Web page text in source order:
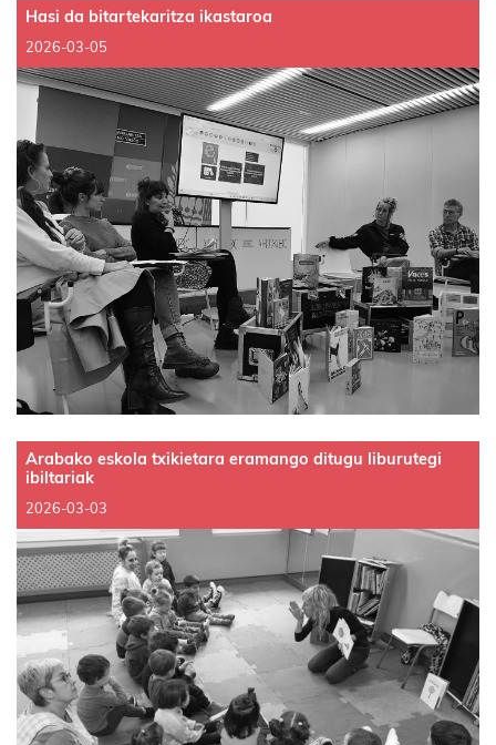
Hasi da bitartekaritza ikastaroa
2026-03-05
Arabako eskola txikietara eramango ditugu liburutegi
ibiltariak
2026-03-03